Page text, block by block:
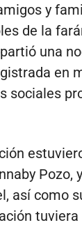
y
de la
una
en
sociales
Pozo,
así como